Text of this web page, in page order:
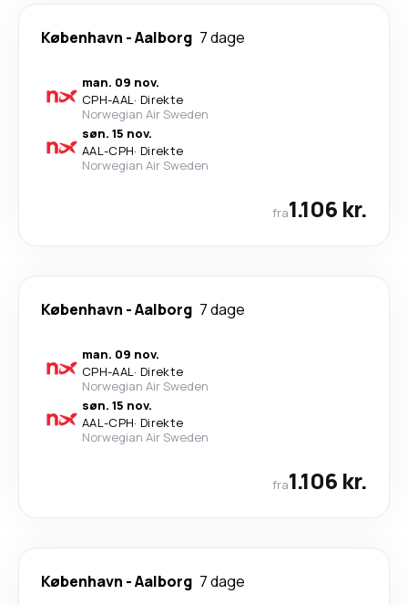
København -Aalborg 7 dage
man. 09 nov.
CPH-AAL· Direkte
Norwegian Air Sweden
søn. 15 nov.
AAL-CPH· Direkte
Norwegian Air Sweden
fra1.106 kr.
København -Aalborg 7 dage
man. 09 nov.
CPH-AAL· Direkte
Norwegian Air Sweden
søn. 15 nov.
AAL-CPH· Direkte
Norwegian Air Sweden
fra1.106 kr.
København -Aalborg 7 dage